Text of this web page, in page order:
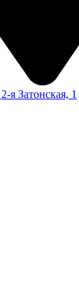
я Затонская, 1